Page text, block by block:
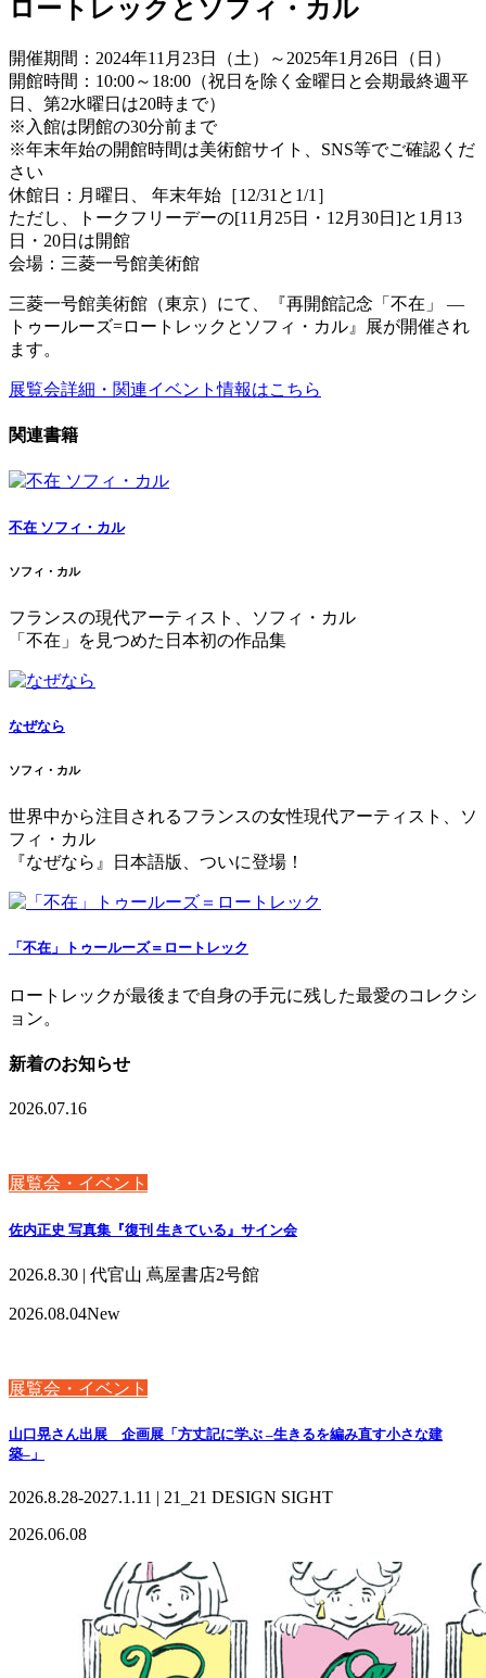
ロートレックとソフィ・カル
開催期間：2024年11月23日（土）～2025年1月26日（日）
開館時間：10:00～18:00（祝日を除く金曜日と会期最終週平
日、第2水曜日は20時まで）
※入館は閉館の30分前まで
※年末年始の開館時間は美術館サイト、SNS等でご確認くだ
さい
休館日：月曜日、 年末年始［12/31と1/1］
ただし、トークフリーデーの[11月25日・12月30日]と1月13
日・20日は開館
会場：三菱一号館美術館
三菱一号館美術館（東京）にて、『再開館記念「不在」 ―
トゥールーズ=ロートレックとソフィ・カル』展が開催され
ます。
展覧会詳細・関連イベント情報はこちら
関連書籍
不在 ソフィ・カル
ソフィ・カル
フランスの現代アーティスト、ソフィ・カル
「不在」を見つめた日本初の作品集
なぜなら
ソフィ・カル
世界中から注目されるフランスの女性現代アーティスト、ソ
フィ・カル
『なぜなら』日本語版、ついに登場！
「不在」トゥールーズ＝ロートレック
ロートレックが最後まで自身の手元に残した最愛のコレクシ
ョン。
新着のお知らせ
2026.07.16
展覧会・イベント
佐内正史 写真集『復刊 生きている』サイン会
2026.8.30 | 代官山 蔦屋書店2号館
2026.08.04New
展覧会・イベント
山口晃さん出展 企画展「方丈記に学ぶ –生きるを編み直す小さな建
築–」
2026.8.28-2027.1.11 | 21_21 DESIGN SIGHT
2026.06.08